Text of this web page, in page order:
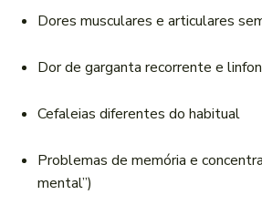
Dores musculares e articulares
Dor de garganta recorrente e
Cefaleias diferentes do habitual
Problemas de memória e
mental”)